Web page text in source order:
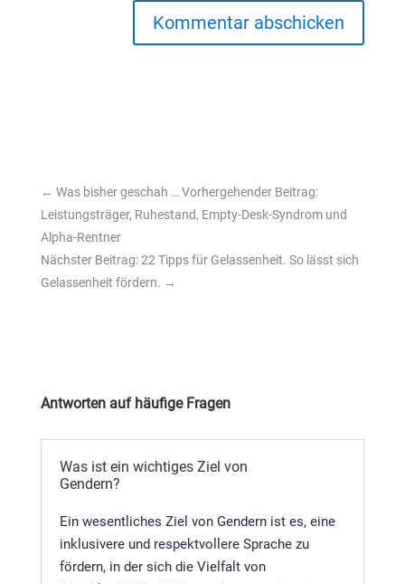
Kommentar abschicken
← Was bisher geschah … Vorhergehender Beitrag:
Leistungsträger, Ruhestand, Empty-Desk-Syndrom und
Alpha-Rentner
Nächster Beitrag: 22 Tipps für Gelassenheit. So lässt sich
Gelassenheit fördern. →
Antworten auf häufige Fragen
Was ist ein wichtiges Ziel von
Gendern?
Ein wesentliches Ziel von Gendern ist es, eine
inklusivere und respektvollere Sprache zu
fördern, in der sich die Vielfalt von